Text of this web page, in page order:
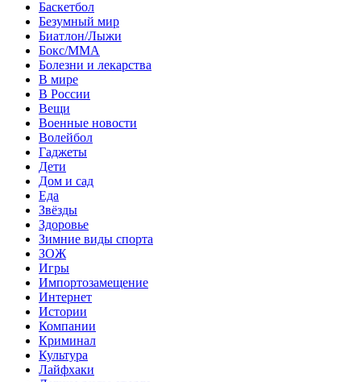
Баскетбол
Безумный мир
Биатлон/Лыжи
Бокс/MMA
Болезни и лекарства
В мире
В России
Вещи
Военные новости
Волейбол
Гаджеты
Дети
Дом и сад
Еда
Звёзды
Здоровье
Зимние виды спорта
ЗОЖ
Игры
Импортозамещение
Интернет
Истории
Компании
Криминал
Культура
Лайфхаки